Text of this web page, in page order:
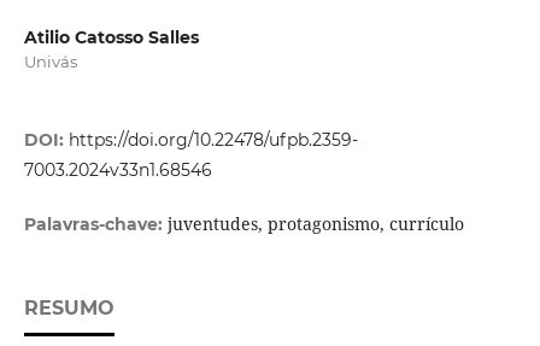
Atilio Catosso Salles
Univás
DOI: https://doi.org/10.22478/ufpb.2359-
7003.2024v33n1.68546
Palavras-chave: juventudes, protagonismo, currículo
RESUMO